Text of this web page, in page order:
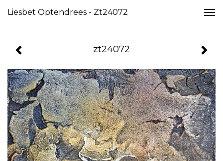
Liesbet Optendrees - Zt24072
zt24072